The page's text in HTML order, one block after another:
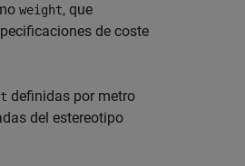
weight, que
de coste
definidas por metro
del estereotipo